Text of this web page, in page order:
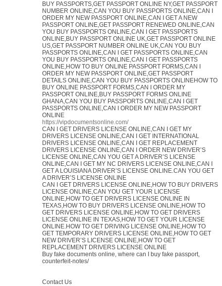
BUY PASSPORTS,GET PASSPORT ONLINE NY,GET PASSPORT
NUMBER ONLINE,CAN YOU BUY PASSPORTS ONLINE,CAN I
ORDER MY NEW PASSPORT ONLINE,CAN I GET A NEW
PASSPORT ONLINE,GET PASSPORT RENEWED ONLINE,CAN
YOU BUY PASSPORTS ONLINE,CAN I GET PASSPORTS
ONLINE,BUY PASSPORT ONLINE UK,GET PASSPORT ONLINE
US,GET PASSPORT NUMBER ONLINE UK,CAN YOU BUY
PASSPORTS ONLINE,CAN I GET PASSPORTS ONLINE,CAN
YOU BUY PASSPORTS ONLINE,CAN I GET PASSPORTS
ONLINE,HOW TO BUY ONLINE PASSPORT FORMS,CAN I
ORDER MY NEW PASSPORT ONLINE,GET PASSPORT
DETAILS ONLINE,CAN YOU BUY PASSPORTS ONLINEHOW TO
BUY ONLINE PASSPORT FORMS,CAN I ORDER MY
PASSPORT ONLINE,BUY PASSPORT FORMS ONLINE
GHANA,CAN YOU BUY PASSPORTS ONLINE,CAN I GET
PASSPORTS ONLINE,CAN I ORDER MY NEW PASSPORT
ONLINE
https://vipdocumentsonline.com/
CAN I GET DRIVERS LICENSE ONLINE,CAN I GET MY
DRIVERS LICENSE ONLINE,CAN I GET INTERNATIONAL
DRIVERS LICENSE ONLINE,CAN I GET REPLACEMENT
DRIVERS LICENSE ONLINE,CAN I ORDER NEW DRIVER’S
LICENSE ONLINE,CAN YOU GET A DRIVER’S LICENSE
ONLINE,CAN I GET MY NC DRIVERS LICENSE ONLINE,CAN I
GET A LOUISIANA DRIVER’S LICENSE ONLINE.CAN YOU GET
A DRIVER’S LICENSE ONLINE
CAN I GET DRIVERS LICENSE ONLINE,HOW TO BUY DRIVERS
LICENSE ONLINE,CAN YOU GET YOUR LICENSE
ONLINE,HOW TO GET DRIVERS LICENSE ONLINE IN
TEXAS,HOW TO BUY DRIVERS LICENSE ONLINE,HOW TO
GET DRIVERS LICENSE ONLINE,HOW TO GET DRIVERS
LICENSE ONLINE IN TEXAS,HOW TO GET YOUR LICENSE
ONLINE.HOW TO GET DRIVING LICENSE ONLINE,HOW TO
GET TEMPORARY DRIVERS LICENSE ONLINE,HOW TO GET
NEW DRIVER’S LICENSE ONLINE,HOW TO GET
REPLACEMENT DRIVERS LICENSE ONLINE
Buy fake documents online, where can I buy fake passport,
counterfeit-notes/
Contact Us